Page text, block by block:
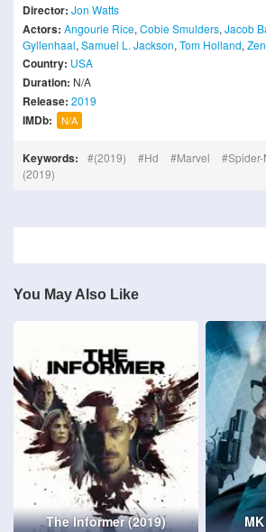
Director: Jon Watts
Actors: Angourie Rice, Cobie Smulders, Jacob
Gyllenhaal, Samuel L. Jackson, Tom Holland,
Country: USA
Duration: N/A
Release: 2019
IMDb: N/A
Keywords: (2019) Hd Marvel
Spider-
(2019)
You May Also Like
The Informer (2019)